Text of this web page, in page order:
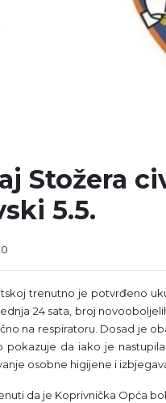
Stožera
5.5.
trenutno je potvrđeno
24 sata, broj
na respiratoru. Dosad je
pokazuje da iako je
osobne higijene i
da je Koprivnička Opća